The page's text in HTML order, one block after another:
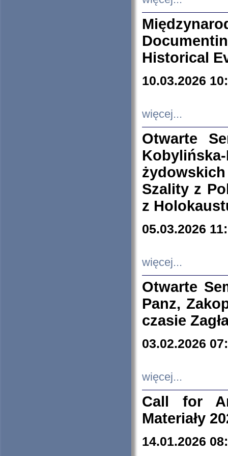
Historical
10.03.2026
więcej...
Otwarte
Szality z
z
05.03.2026
więcej...
Otwarte
Panz,
czasie
03.02.2026
więcej...
Call for
Materiały
14.01.2026